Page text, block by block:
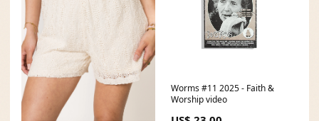
Worms #11 2025 - Faith &
Worship video